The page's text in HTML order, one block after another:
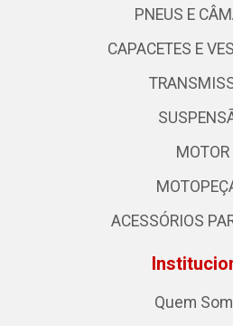
PNEUS E
CAPACETES E
MOTOR
ACESSÓRIOS
Quem